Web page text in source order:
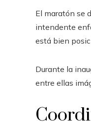
El maratón se
intendente
está bien
Durante la
entre ellas